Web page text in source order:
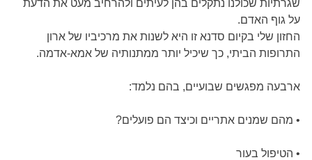
שגרתיות שכולנו נתקלים בהן לעיתים ולהרחיב מעט את הדעת
על גוף האדם.
החזון שלי בקיום סדנא זו היא לשנות את מרכיביו של ארון
התרופות הביתי, כך שיכיל יותר ממתנותיה של אמא-אדמה.
ארבעה מפגשים שבועיים, בהם נלמד:
• מהם שמנים אתריים וכיצד הם פועלים?
• הטיפול בעור